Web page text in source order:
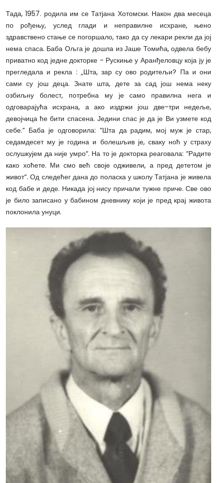
Тада, 1957. родила им се Татјана Хотомски. Након два месеца
по рођењу, услед глади и неправилне исхране, њено
здравствено стање се погоршало, тако да су лекари рекли да јој
нема спаса. Баба Ољга је дошла из Јаше Томића, одвела бебу
приватно код једне докторке - Рускиње у Аранђеловцу која ју је
прегледала и рекла : „Шта, зар су ово родитељи? Па и они
сами су још деца. Знате шта, дете за сад још нема неку
озбиљну болест, потребна му је само правилна нега и
одговарајућа исхрана, а ако издржи још две-три недеље,
девојчица ће бити спасена. Једини спас је да је Ви узмете код
себе.“ Баба је одговорила: “Шта да радим, мој муж је стар,
седамдесет му је година и болешљив је, сваку ноћ у страху
ослушкујем да није умро“. На то је докторка реаговала: “Радите
како хоћете. Ми смо већ своје одживели, а пред дететом је
живот“. Од следећег дана до поласка у школу Татјана је живела
код бабе и деде. Никада јој нису причали тужне приче. Све ово
је било записано у бабином дневнику који је пред крај живота
поклонила унуци.